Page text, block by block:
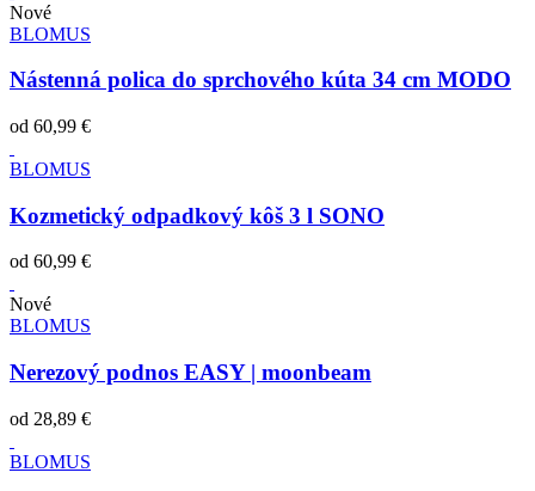
Nové
BLOMUS
Nástenná polica do sprchového kúta 34 cm MODO
od 60,99 €
BLOMUS
Kozmetický odpadkový kôš 3 l SONO
od 60,99 €
Nové
BLOMUS
Nerezový podnos EASY | moonbeam
od 28,89 €
BLOMUS